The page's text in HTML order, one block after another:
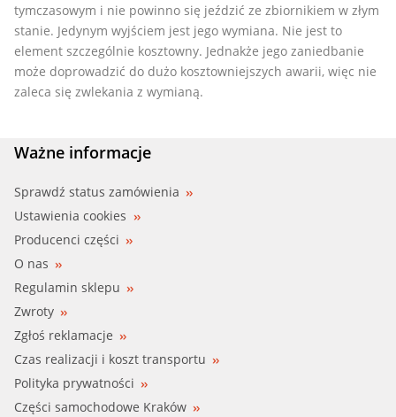
tymczasowym i nie powinno się jeździć ze zbiornikiem w złym
stanie. Jedynym wyjściem jest jego wymiana. Nie jest to
element szczególnie kosztowny. Jednakże jego zaniedbanie
może doprowadzić do dużo kosztowniejszych awarii, więc nie
zaleca się zwlekania z wymianą.
Ważne informacje
Sprawdź status zamówienia
Ustawienia cookies
Producenci części
O nas
Regulamin sklepu
Zwroty
Zgłoś reklamacje
Czas realizacji i koszt transportu
Polityka prywatności
Części samochodowe Kraków